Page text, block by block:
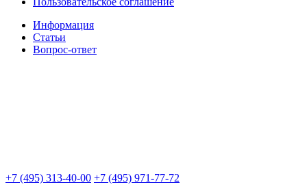
Информация
Статьи
Вопрос-ответ
+7 (495) 313-40-00 +7 (495) 971-77-72